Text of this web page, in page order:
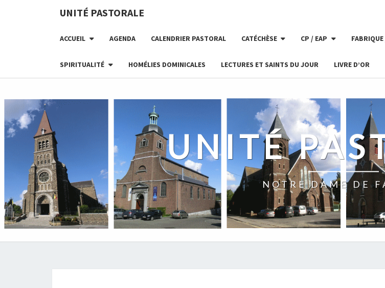
UNITÉ PASTORALE
ACCUEIL AGENDA CALENDRIER PASTORAL CATÉCHÈSE CP / EAP
SPIRITUALITÉ HOMÉLIES DOMINICALES LECTURES ET SAINTS DU JOUR LIVRE D’OR
UNITÉ
NOTRE DAME DE